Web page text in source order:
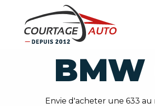
BMW
Envie d'acheter une 633